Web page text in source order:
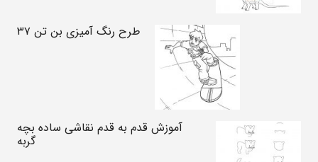
طرح رنگ آمیزی بن تن ۳۷
آموزش قدم به قدم نقاشی ساده بچه
گربه